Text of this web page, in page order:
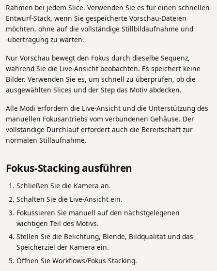
Rahmen bei jedem Slice. Verwenden Sie es für einen schnellen
Entwurf-Stack, wenn Sie gespeicherte Vorschau-Dateien
möchten, ohne auf die vollständige Stillbildaufnahme und
-übertragung zu warten.
Nur Vorschau bewegt den Fokus durch dieselbe Sequenz,
während Sie die Live-Ansicht beobachten. Es speichert keine
Bilder. Verwenden Sie es, um schnell zu überprüfen, ob die
ausgewählten Slices und der Step das Motiv abdecken.
Alle Modi erfordern die Live-Ansicht und die Unterstützung des
manuellen Fokusantriebs vom verbundenen Gehäuse. Der
vollständige Durchlauf erfordert auch die Bereitschaft zur
normalen Stillaufnahme.
Fokus-Stacking ausführen
Schließen Sie die Kamera an.
Schalten Sie die Live-Ansicht ein.
Fokussieren Sie manuell auf den nächstgelegenen
wichtigen Teil des Motivs.
Stellen Sie die Belichtung, Blende, Bildqualität und das
Speicherziel der Kamera ein.
Öffnen Sie Workflows/Fokus-Stacking.